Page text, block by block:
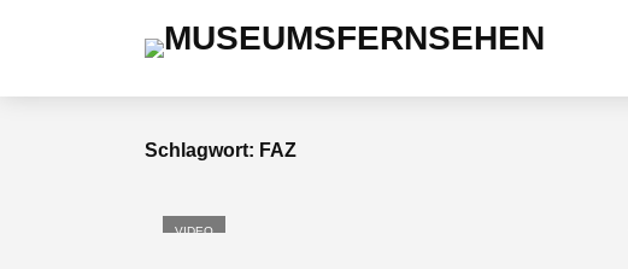
Schlagwort: FAZ
VIDEO